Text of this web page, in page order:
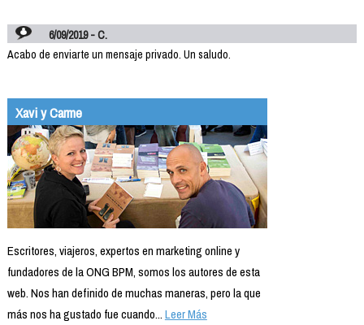
6/09/2019 - C.
Acabo de enviarte un mensaje privado. Un saludo.
Xavi y Carme
Escritores, viajeros, expertos en marketing online y
fundadores de la ONG BPM, somos los autores de esta
web. Nos han definido de muchas maneras, pero la que
más nos ha gustado fue cuando...Leer Más